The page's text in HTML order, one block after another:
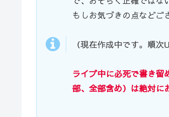
もしお気づきの点などご
（現在作成中です。順次
ライブ中に必死で書き留
部、全部含め）は絶対に